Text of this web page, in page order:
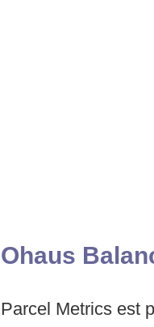
Ohaus
Parcel Metrics est